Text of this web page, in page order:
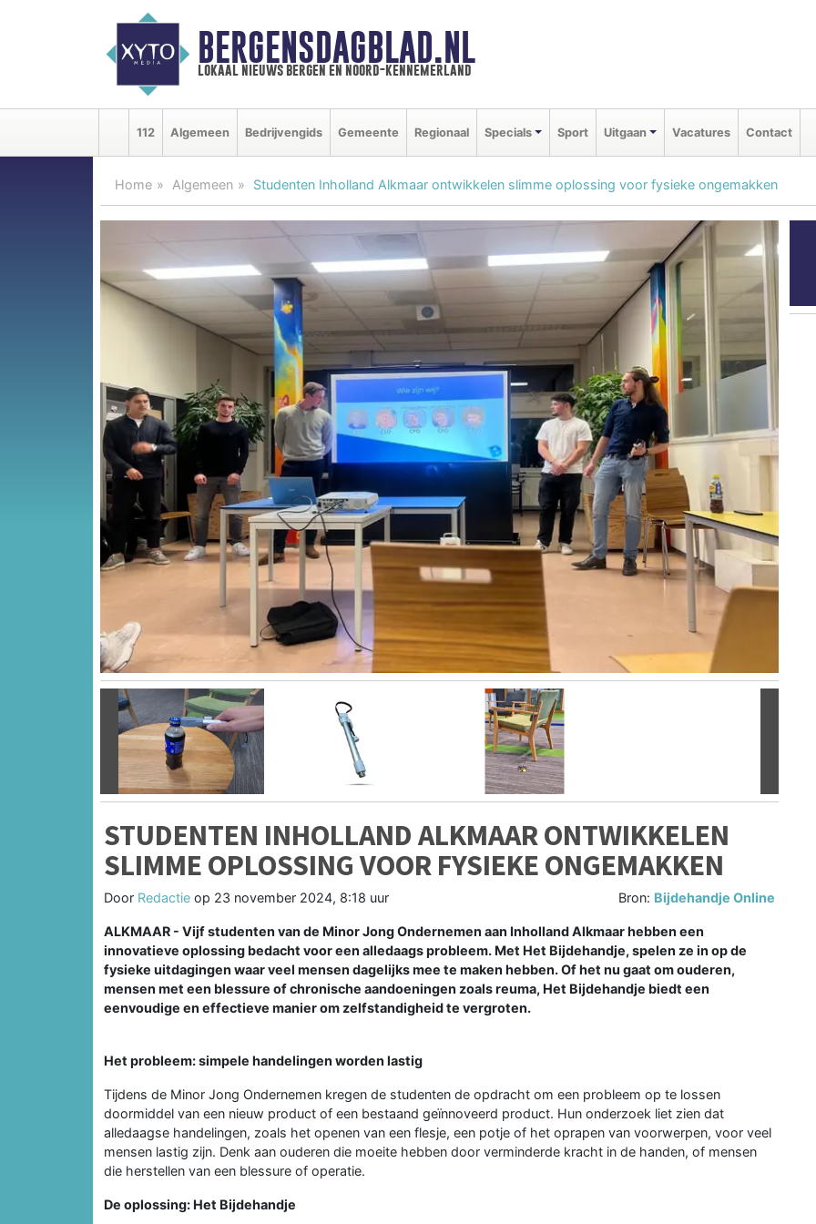
BERGENSDAGBLAD.NL
lokaal nieuws bergen en noord-kennemerland
112 Algemeen Bedrijvengids Gemeente Regionaal Specials Sport Uitgaan Vacatures Contact
Home Algemeen Studenten Inholland Alkmaar ontwikkelen slimme oplossing voor fysieke ongemakken
Vorige
STUDENTEN INHOLLAND ALKMAAR ONTWIKKELEN
SLIMME OPLOSSING VOOR FYSIEKE ONGEMAKKEN
Door Redactie op 23 november 2024, 8:18 uur Bron: Bijdehandje Online
ALKMAAR - Vijf studenten van de Minor Jong Ondernemen aan Inholland Alkmaar hebben een
innovatieve oplossing bedacht voor een alledaags probleem. Met Het Bijdehandje, spelen ze in op de
fysieke uitdagingen waar veel mensen dagelijks mee te maken hebben. Of het nu gaat om ouderen,
mensen met een blessure of chronische aandoeningen zoals reuma, Het Bijdehandje biedt een
eenvoudige en effectieve manier om zelfstandigheid te vergroten.
Het probleem: simpele handelingen worden lastig
Tijdens de Minor Jong Ondernemen kregen de studenten de opdracht om een probleem op te lossen
doormiddel van een nieuw product of een bestaand geïnnoveerd product. Hun onderzoek liet zien dat
alledaagse handelingen, zoals het openen van een flesje, een potje of het oprapen van voorwerpen, voor veel
mensen lastig zijn. Denk aan ouderen die moeite hebben door verminderde kracht in de handen, of mensen
die herstellen van een blessure of operatie.
De oplossing: Het Bijdehandje